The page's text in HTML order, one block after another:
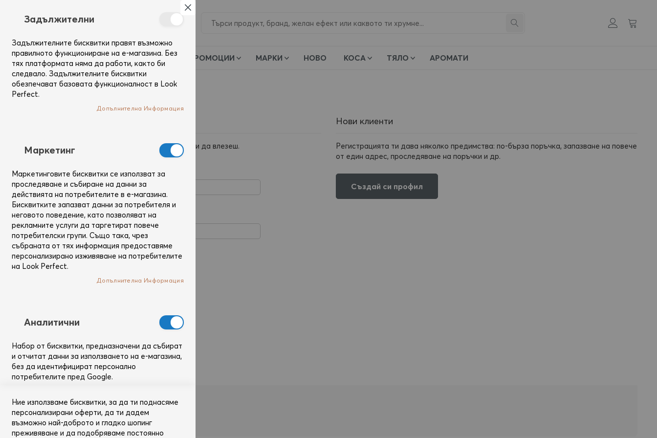
Моята
ПРОМОЦИИ МАРКИ НОВО КОСА ТЯЛО АРОМАТИ
Вход
Ако вече имаш профил, използвай имейл адреса си да влезеш.
Имейл
Парола
Покажи паролата
Какво е това?
Нови клиенти
Регистрацията ти дава няколко предимства: по-бърза поръчка, запазване на повече
от един адрес, проследяване на поръчки и др.
Създай си профил
Влез с
Задължителни
Задължителните бисквитки правят възможно
правилното функциониране на е-магазина. Без
тях платформата няма да работи, както би
следвало. Задължителните бисквитки
обезпечават базовата функционалност в Look
Perfect.
Допълнителна Информация
Mаркетинг
Маркетинговите бисквитки се използват за
проследяване и събиране на данни за
действията на потребителите в е-магазина.
Бисквитките запазват данни за потребителя и
неговото поведение, като позволяват на
рекламните услуги да таргетират повече
потребителски групи. Също така, чрез
събраната от тях информация предоставяме
персонализирано изживяване на потребителите
на Look Perfect.
Допълнителна Информация
Аналитични
Набор от бисквитки, предназначени да събират
и отчитат данни за използването на е-магазина,
без да идентифицират персонално
потребителите пред Google.
Ние използваме бисквитки, за да ти поднасяме
персонализирани оферти, да ти дадем
възможно най-доброто и гладко шопинг
преживяване и да подобряваме постоянно